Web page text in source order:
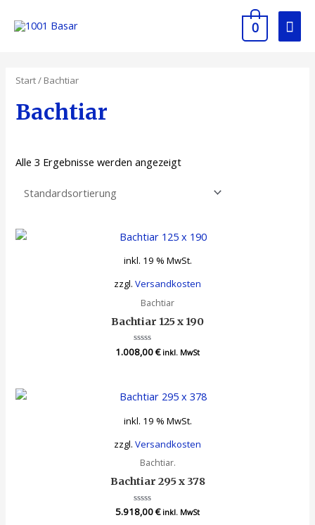
Inhalt
0
Start/ Bachtiar
Bachtiar
Alle 3 Ergebnisse werden angezeigt
inkl. 19 % MwSt.
zzgl. Versandkosten
Bachtiar
Bachtiar 125 x 190
Bewertet
mit
1.008,00€ inkl. MwSt
inkl. 19 % MwSt.
zzgl. Versandkosten
Bachtiar.
Bachtiar 295 x 378
Bewertet
mit
5.918,00€ inkl. MwSt